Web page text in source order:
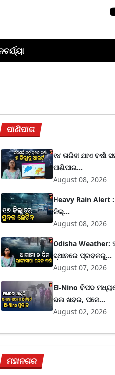
ପାଣିପାଗ
୧୪ ତାରିଖ ଯାଏ ବର୍ଷା
ପାଣିପାଗ...
August 08, 2026
Heavy Rain Alert :
ଜିଲ୍...
August 08, 2026
Odisha Weather:
ସ୍ଥାନରେ ପ୍ରବଳରୁ...
August 07, 2026
El-Nino ବିପଦ
ଭଲ ଖବର, ପଜେ...
August 02, 2026
ମହାନଗର